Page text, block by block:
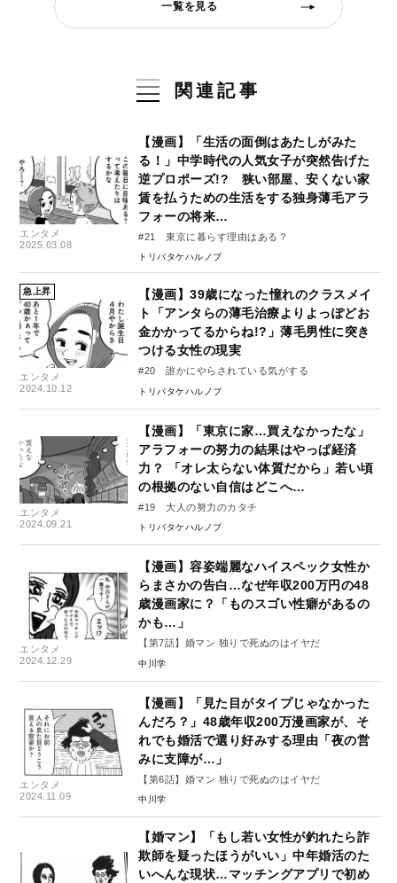
一覧を見る
関連記事
エンタメ
2025.03.08
【漫画】「生活の面倒はあたしがみた
る！」中学時代の人気女子が突然告げた
逆プロポーズ!? 狭い部屋、安くない家
賃を払うための生活をする独身薄毛アラ
フォーの将来…
#21 東京に暮らす理由はある？
トリバタケハルノブ
急上昇
エンタメ
2024.10.12
【漫画】39歳になった憧れのクラスメイ
ト「アンタらの薄毛治療よりよっぽどお
金かかってるからね!?」薄毛男性に突き
つける女性の現実
#20 誰かにやらされている気がする
トリバタケハルノブ
エンタメ
2024.09.21
【漫画】「東京に家…買えなかったな」
アラフォーの努力の結果はやっぱ経済
力？ 「オレ太らない体質だから」若い頃
の根拠のない自信はどこへ…
#19 大人の努力のカタチ
トリバタケハルノブ
エンタメ
2024.12.29
【漫画】容姿端麗なハイスペック女性か
らまさかの告白…なぜ年収200万円の48
歳漫画家に？「ものスゴい性癖があるの
かも…」
【第7話】婚マン 独りで死ぬのはイヤだ
中川学
エンタメ
2024.11.09
【漫画】「見た目がタイプじゃなかった
んだろ？」48歳年収200万漫画家が、そ
れでも婚活で選り好みする理由「夜の営
みに支障が…」
【第6話】婚マン 独りで死ぬのはイヤだ
中川学
【婚マン】「もし若い女性が釣れたら詐
欺師を疑ったほうがいい」中年婚活のた
いへんな現状…マッチングアプリで初め